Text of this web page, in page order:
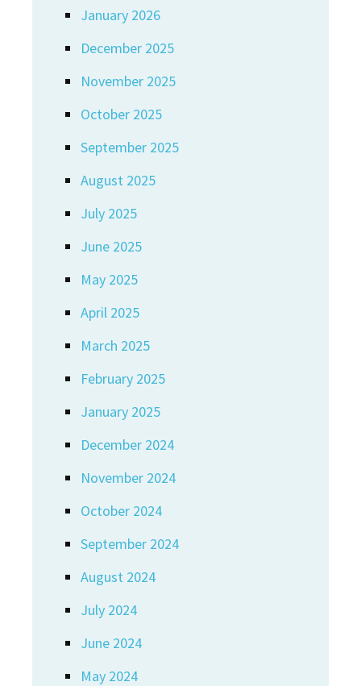
January 2026
December 2025
November 2025
October 2025
September 2025
August 2025
July 2025
June 2025
May 2025
April 2025
March 2025
February 2025
January 2025
December 2024
November 2024
October 2024
September 2024
August 2024
July 2024
June 2024
May 2024